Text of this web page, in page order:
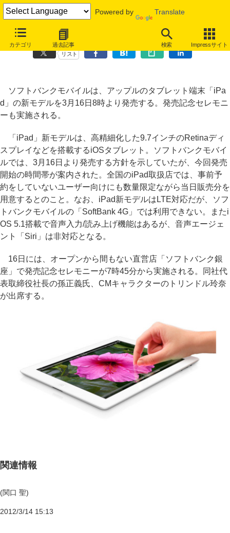
Powered by Translate
カテゴリ 過去記事 検索 Impressサイト
ソフトバンク、「iPad」新モデルを16日8時に発売
リスト
ソフトバンクモバイルは、アップルのタブレット端末「iPa
d」の新モデルを3月16日8時より発売する。発売記念セレモニ
ーも実施される。
「iPad」新モデルは、高精細化した9.7インチのRetinaディ
スプレイなどを搭載するiOSタブレット。ソフトバンクモバイ
ルでは、3月16日より発売する方針を示していたが、今回発売
開始の時間帯が案内された。全国のiPad取扱店では、事前予
約をしていないユーザー向けにも数量限定ながら当日販売分を
用意するとのこと。なお、iPad新モデルはLTE対応だが、ソフ
トバンクモバイルの「SoftBank 4G」では利用できない。またi
OS 5.1搭載で音声入力/読み上げ機能はあるが、音声エージェ
ント「Siri」は非対応となる。
16日には、オープンから間もない直営店「ソフトバンク銀
座」で発売記念セレモニーが7時45分から実施される。同社代
表取締役社長の孫正義氏、CMキャラクターのトリンドル玲奈
が出席する。
関連情報
(関口 聖)
2012/3/14 15:13